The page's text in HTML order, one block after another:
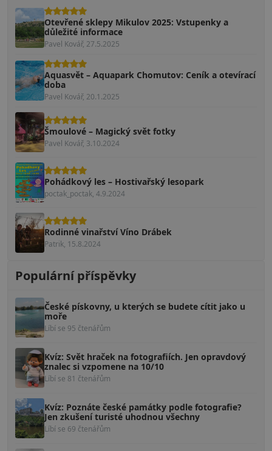
Otevřené sklepy Mikulov 2025: Vstupenky a
důležité informace
Pavel Kovář, 27.5.2025
Aquasvět – Aquapark Chomutov: Ceník a otevírací
doba
Pavel Kovář, 20.1.2025
Šmoulové – Magický svět fotky
Pavel Kovář, 3.10.2024
Pohádkový les – Hostivařský lesopark
poctak_poctak, 4.9.2024
Rodinné vinařství Víno Drábek
Patrik, 15.8.2024
Populární příspěvky
České pískovny, u kterých se budete cítit jako u
moře
Líbí se 95 čtenářům
Kvíz: Svět hraček na fotografiích. Jen opravdový
znalec si vzpomene na 10/10
Líbí se 81 čtenářům
Kvíz: Poznáte české památky podle fotografie?
Jen zkušení turisté uhodnou všechny
Líbí se 69 čtenářům